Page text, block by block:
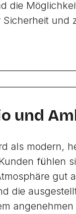
die
und
und
als modern,
fühlen
gut
die